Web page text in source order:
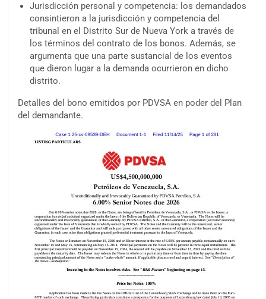
Jurisdicción personal y competencia: los demandados
consintieron a la jurisdicción y competencia del
tribunal en el Distrito Sur de Nueva York a través de
los términos del contrato de los bonos. Además, se
argumenta que una parte sustancial de los eventos
que dieron lugar a la demanda ocurrieron en dicho
distrito.
Detalles del bono emitidos por PDVSA en poder del Plan
del demandante.